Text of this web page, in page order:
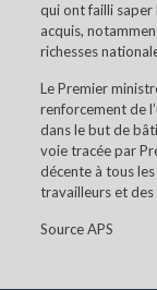
qui ont failli saper
acquis,
richesses
Le Premier
renforcement de
dans le but de
voie tracée par
décente à tous
travailleurs et
Source APS